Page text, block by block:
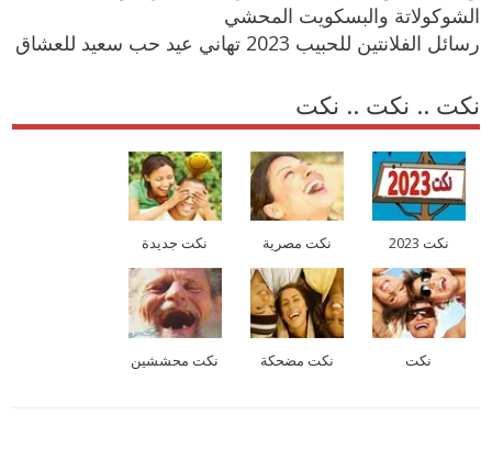
الشوكولاتة والبسكويت المحشي
رسائل الفلانتين للحبيب 2023 تهاني عيد حب سعيد للعشاق
نكت .. نكت .. نكت
نكت 2023 نكت مصرية نكت جديدة
نكت نكت مضحكة نكت محششين